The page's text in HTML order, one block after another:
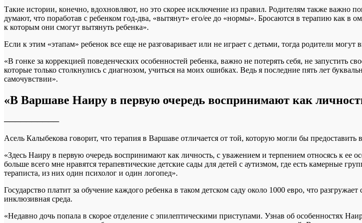
Такие истории, конечно, вдохновляют, но это скорее исключение из правил. Родителям также важно
думают, что поработав с ребенком год-два, «вытянут» его/ее до «нормы». Бросаются в терапию как в
к которым они смогут вытянуть ребенка».
Если к этим «этапам» ребенок все еще не разговаривает или не играет с детьми, тогда родители
«В гонке за коррекцией поведенческих особенностей ребенка, важно не потерять себя, не запустить
которые только столкнулись с диагнозом, учиться на моих ошибках. Ведь я последние пять лет
самочувствии».
«В Варшаве Наиру в первую очередь воспринимают как
──────────
Асель Калыбекова говорит, что терапия в Варшаве отличается от той, которую могли бы предоставить
«Здесь Наиру в первую очередь воспринимают как личность, с уважением и терпением относясь к ее
больше всего мне нравятся терапевтические детские сады для детей с аутизмом, где есть камерные
тераписта, из них один психолог и один логопед».
Государство платит за обучение каждого ребенка в таком детском саду около 1000 евро, что
инклюзивная среда.
«Недавно дочь попала в скорое отделение с эпилептическими приступами. Узнав об особенностях